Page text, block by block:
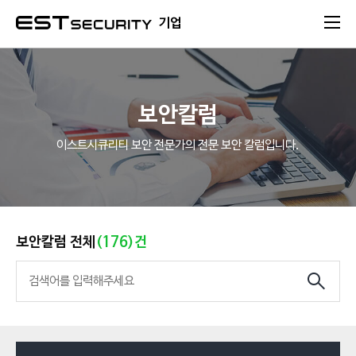
기업
보안칼럼
이스트시큐리티 보안 전문가의 전문 보안 칼럼입니다.
보안칼럼 전체 (176)건